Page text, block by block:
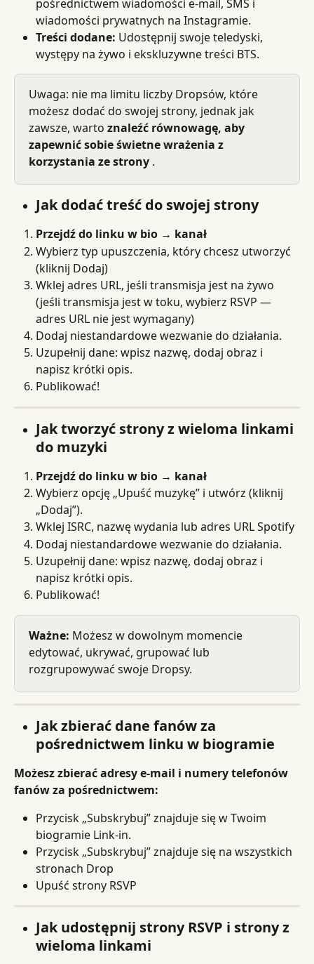
pośrednictwem wiadomości e-mail, SMS i
wiadomości prywatnych na Instagramie.
Treści dodane: Udostępnij swoje teledyski,
występy na żywo i ekskluzywne treści BTS.
Uwaga: nie ma limitu liczby Dropsów, które
możesz dodać do swojej strony, jednak jak
zawsze, warto znaleźć równowagę, aby
zapewnić sobie świetne wrażenia z
korzystania ze strony .
Jak dodać treść do swojej strony
Przejdź do linku w bio → kanał
Wybierz typ upuszczenia, który chcesz utworzyć
(kliknij Dodaj)
Wklej adres URL, jeśli transmisja jest na żywo
(jeśli transmisja jest w toku, wybierz RSVP —
adres URL nie jest wymagany)
Dodaj niestandardowe wezwanie do działania.
Uzupełnij dane: wpisz nazwę, dodaj obraz i
napisz krótki opis.
Publikować!
Jak tworzyć strony z wieloma linkami
do muzyki
Przejdź do linku w bio → kanał
Wybierz opcję „Upuść muzykę” i utwórz (kliknij
„Dodaj”).
Wklej ISRC, nazwę wydania lub adres URL Spotify
Dodaj niestandardowe wezwanie do działania.
Uzupełnij dane: wpisz nazwę, dodaj obraz i
napisz krótki opis.
Publikować!
Ważne: Możesz w dowolnym momencie
edytować, ukrywać, grupować lub
rozgrupowywać swoje Dropsy.
Jak zbierać dane fanów za
pośrednictwem linku w biogramie
Możesz zbierać adresy e-mail i numery telefonów
fanów za pośrednictwem:
Przycisk „Subskrybuj” znajduje się w Twoim
biogramie Link-in.
Przycisk „Subskrybuj” znajduje się na wszystkich
stronach Drop
Upuść strony RSVP
Jak udostępnij strony RSVP i strony z
wieloma linkami